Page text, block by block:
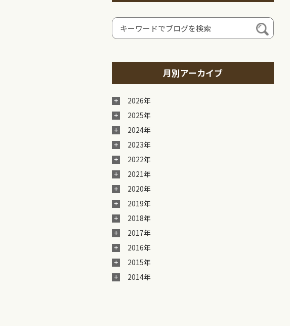
月別アーカイブ
2026年
2025年
2024年
2023年
2022年
2021年
2020年
2019年
2018年
2017年
2016年
2015年
2014年